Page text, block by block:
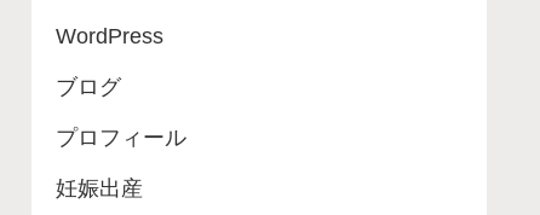
WordPress
ブログ
プロフィール
妊娠出産